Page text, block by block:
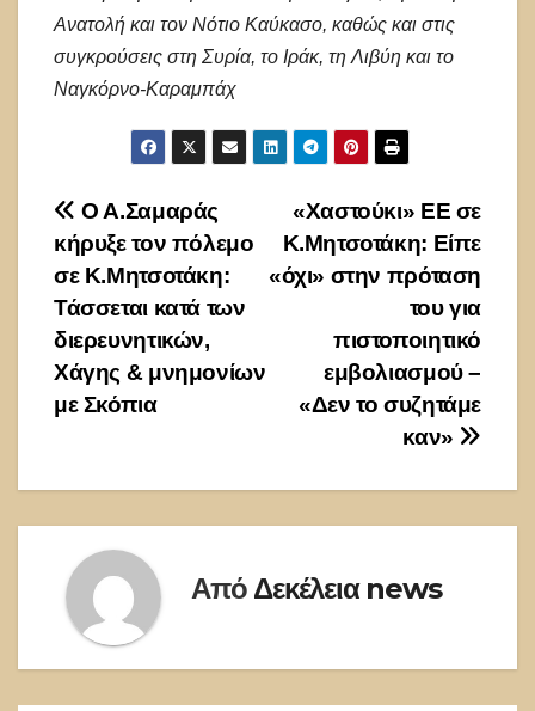
Ανατολή και τον Νότιο Καύκασο, καθώς και στις
συγκρούσεις στη Συρία, το Ιράκ, τη Λιβύη και το
Ναγκόρνο-Καραμπάχ
Πλοήγηση
άρθρων
«Χαστούκι» ΕΕ σε
Κ.Μητσοτάκη: Είπε
«όχι» στην πρόταση
του για
πιστοποιητικό
εμβολιασμού –
«Δεν το συζητάμε
καν»
Ο Α.Σαμαράς
κήρυξε τον πόλεμο
σε Κ.Μητσοτάκη:
Τάσσεται κατά των
διερευνητικών,
Χάγης & μνημονίων
με Σκόπια
Από Δεκέλεια news